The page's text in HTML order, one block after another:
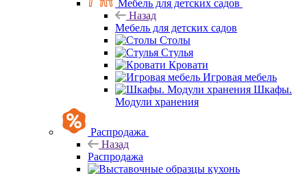
Мебель для детских садов
Назад
Мебель для детских садов
Столы
Стулья
Кровати
Игровая мебель
Шкафы.
Модули хранения
Распродажа
Назад
Распродажа